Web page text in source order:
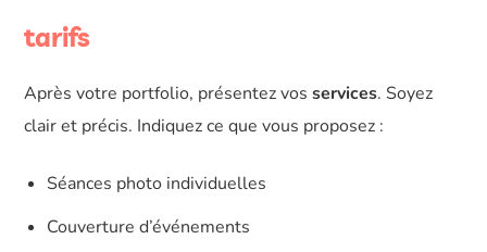
tarifs
Après votre portfolio, présentez vosservices. Soyez
clair et précis. Indiquez ce que vous proposez :
Séances photo individuelles
Couverture d’événements